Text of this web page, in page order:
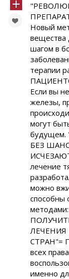
Новый
вещества
шагом в
терапии
Если вы
железы,
могут
БЕЗ
лечение
можно
способны
ЛЕЧЕНИЯ
СТРАН"=
всех
именно